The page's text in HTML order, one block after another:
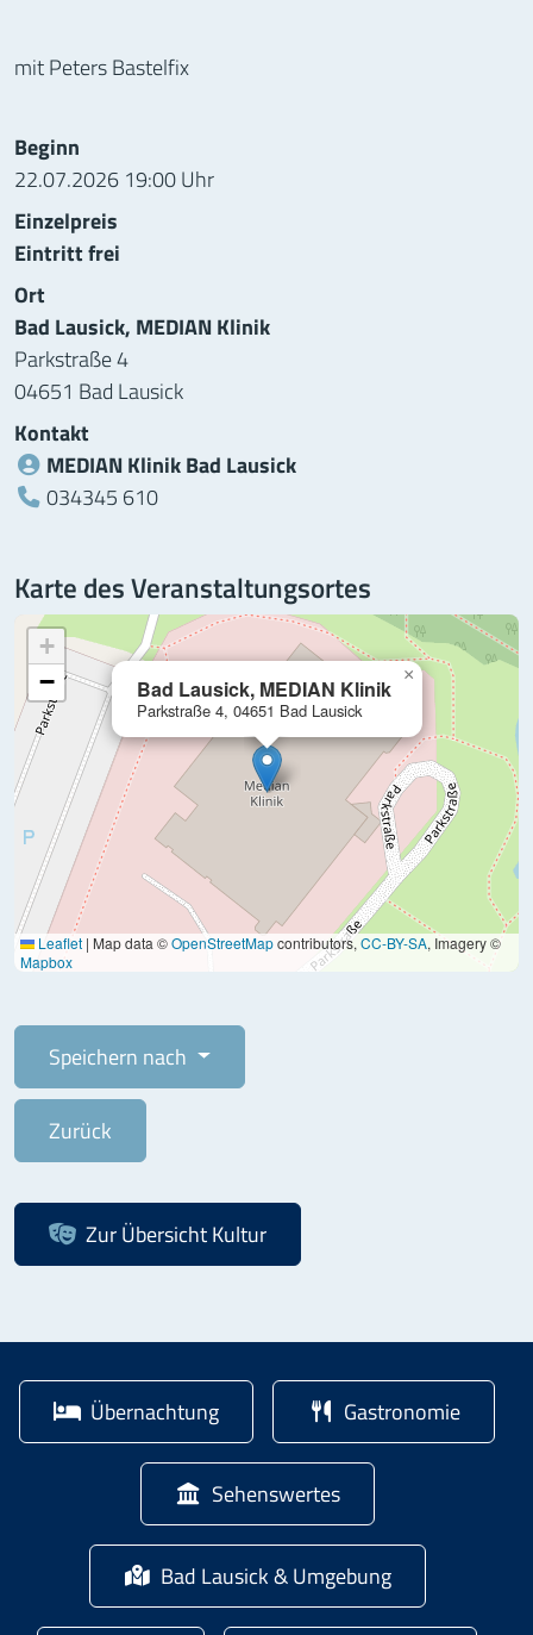
mit Peters Bastelfix
Informationen zur Veranstaltung
Beginn
22.07.2026 19:00 Uhr
Einzelpreis
Eintritt frei
Ort
Bad Lausick, MEDIAN Klinik
Parkstraße 4
04651 Bad Lausick
Kontakt
MEDIAN Klinik Bad Lausick
Telefon:
034345 610
Karte des Veranstaltungsortes
Bad Lausick, MEDIAN Klinik
Parkstraße 4, 04651 Bad Lausick
×
+
−
Leaflet | Map data ©OpenStreetMapcontributors, CC-BY-SA, Imagery ©
Mapbox
Speichern nach
Zurück
Zur ÜbersichtKultur
Übernachtung Gastronomie
Sehenswertes
Bad Lausick & Umgebung